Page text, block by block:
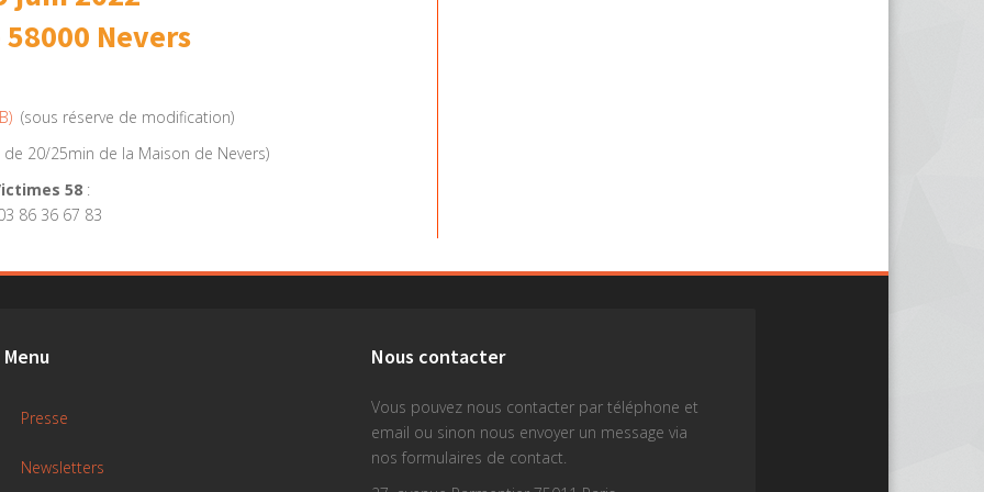
58000 Nevers
) (sous réserve de modification)
de 20/25min de la Maison de Nevers)
58 :
86 36 67 83
Menu
Presse
Newsletters
Nous contacter
Vous pouvez nous contacter par téléphone et
email ou sinon nous envoyer un message via
nos formulaires de contact.